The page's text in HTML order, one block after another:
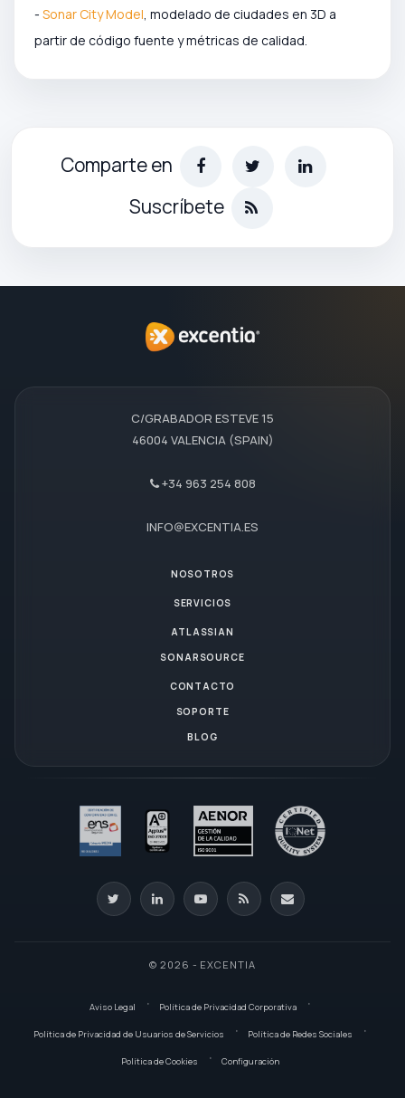
- Sonar City Model, modelado de ciudades en 3D a
partir de código fuente y métricas de calidad.
Comparte en
Suscríbete
C/GRABADOR ESTEVE 15
46004 VALENCIA (SPAIN)
+34 963 254 808
INFO@EXCENTIA.ES
NOSOTROS
SERVICIOS
ATLASSIAN
SONARSOURCE
CONTACTO
SOPORTE
BLOG
© 2026 - EXCENTIA
Aviso Legal Política de Privacidad Corporativa
Política de Privacidad de Usuarios de Servicios Política de Redes Sociales
Política de Cookies Configuración